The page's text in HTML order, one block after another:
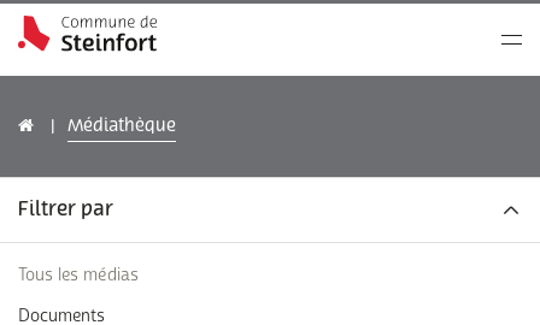
Médiathèque
Filtrer par
Tous les médias
Documents